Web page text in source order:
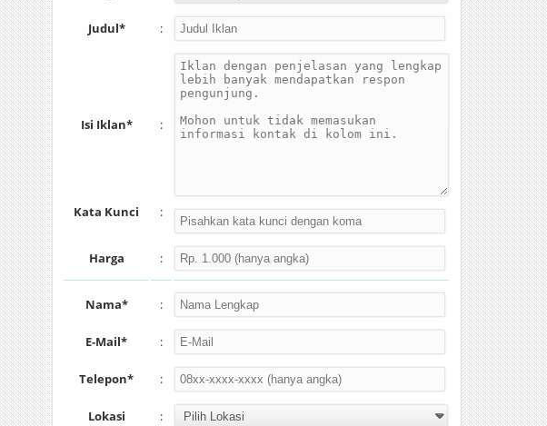
Judul* :
Isi Iklan* :
Kata Kunci :
Harga :
Nama* :
E-Mail* :
Telepon* :
Lokasi :